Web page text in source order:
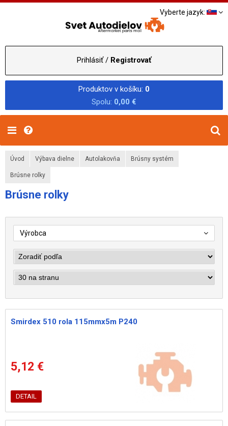
Vyberte jazyk:
Prihlásiť / Registrovať
Produktov v košíku: 0
Spolu: 0,00 €
Úvod Výbava dielne Autolakovňa Brúsny systém
Brúsne rolky
Brúsne rolky
Výrobca
Smirdex 510 rola 115mmx5m P240
5,12 €
DETAIL